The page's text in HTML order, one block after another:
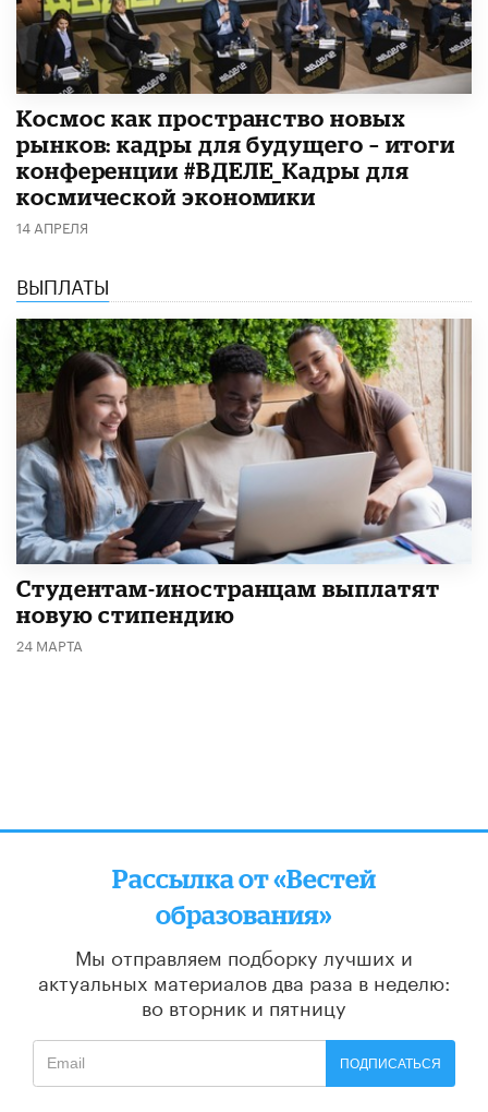
Космос как пространство новых
рынков: кадры для будущего – итоги
конференции #ВДЕЛЕ_Кадры для
космической экономики
14 АПРЕЛЯ
ВЫПЛАТЫ
Студентам-иностранцам выплатят
новую стипендию
24 МАРТА
Рассылка от «Вестей
образования»
Мы отправляем подборку лучших и
актуальных материалов два раза в неделю:
во вторник и пятницу
ПОДПИСАТЬСЯ